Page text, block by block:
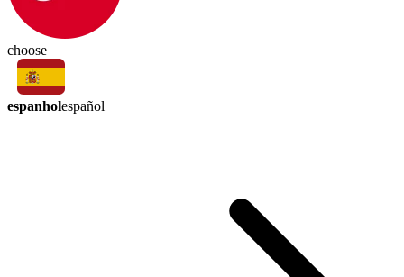
choose
espanholespañol